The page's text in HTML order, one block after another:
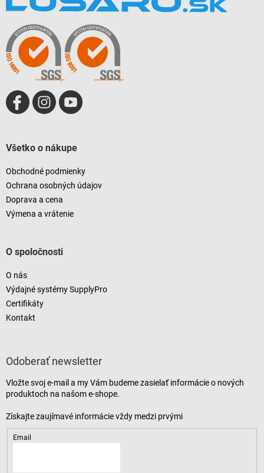
Všetko o nákupe
Obchodné podmienky
Ochrana osobných údajov
Doprava a cena
Výmena a vrátenie
O spoločnosti
O nás
Výdajné systémy SupplyPro
Certifikáty
Kontakt
Odoberať newsletter
Vložte svoj e-mail a my Vám budeme zasielať informácie o nových
produktoch na našom e-shope.
Email